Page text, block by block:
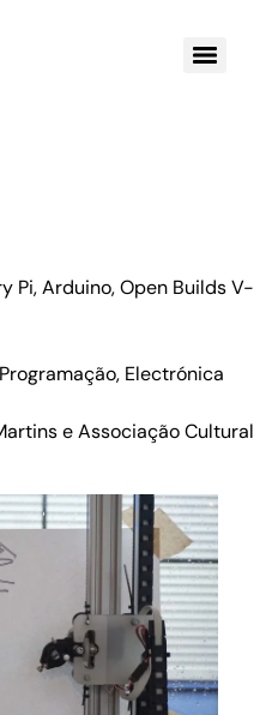
Pi, Arduino, Open Builds V-
Electrónica
e Associação Cultural